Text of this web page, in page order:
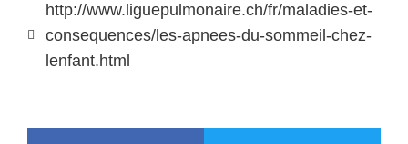
http://www.liguepulmonaire.ch/fr/maladies-et-
consequences/les-apnees-du-sommeil-chez-
lenfant.html